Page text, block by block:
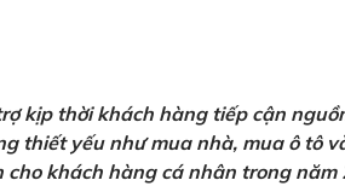
kịp thời khách hàng tiếp cận
thiết yếu như mua nhà, mua ô tô
khách hàng cá nhân trong